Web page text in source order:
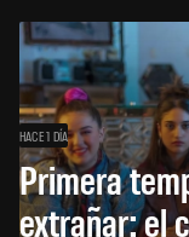
HACE 1 DÍA
Primera
extrañar: el